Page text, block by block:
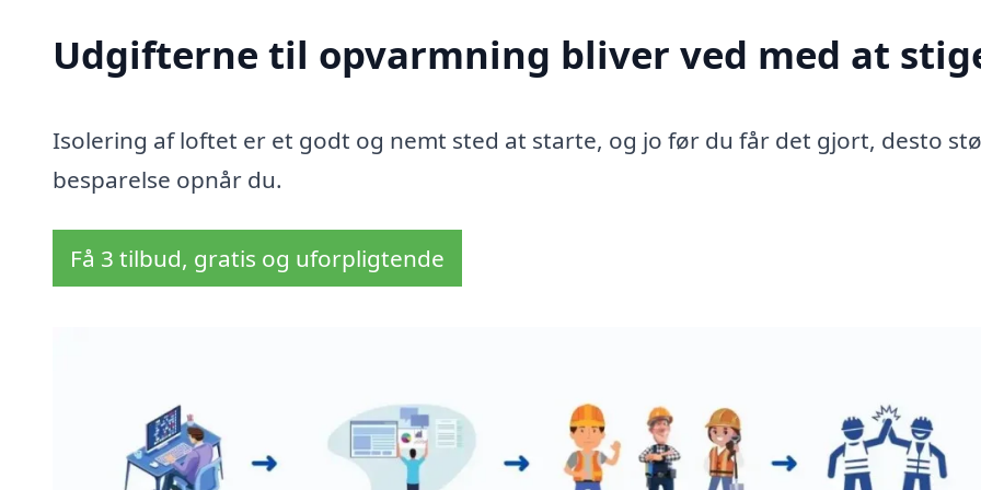
Udgifterne til opvarmning bliver ved med at
Isolering af loftet er et godt og nemt sted at starte, og jo før du får det gjort, desto
besparelse opnår du.
Få 3 tilbud, gratis og uforpligtende